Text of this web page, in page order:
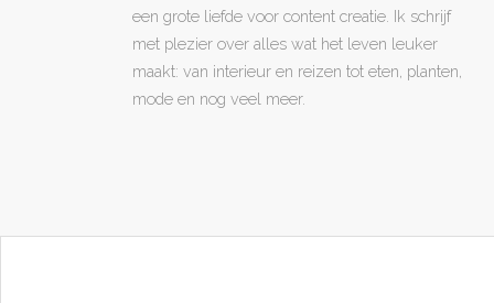
een grote liefde voor content creatie. Ik schrijf
met plezier over alles wat het leven leuker
maakt: van interieur en reizen tot eten, planten,
mode en nog veel meer.